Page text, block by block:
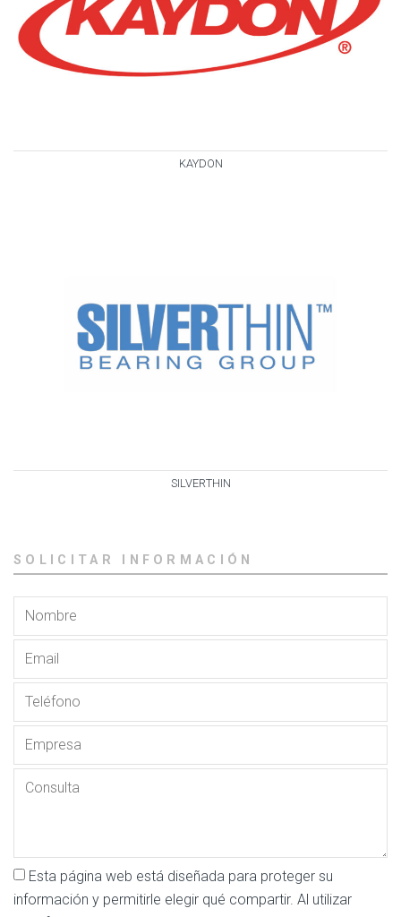
KAYDON
SILVERTHIN
SOLICITAR INFORMACIÓN
Esta página web está diseñada para proteger su
información y permitirle elegir qué compartir. Al utilizar